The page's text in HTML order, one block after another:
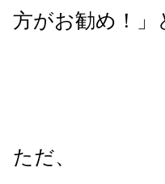
方がお勧め！
ただ、